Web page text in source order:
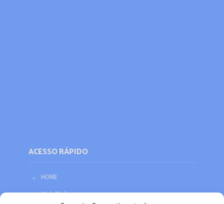
ACESSO RÁPIDO
HOME
Web Mail